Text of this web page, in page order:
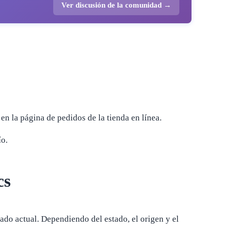
Ver discusión de la comunidad →
la página de pedidos de la tienda en línea.
actual. Dependiendo del estado, el origen y el